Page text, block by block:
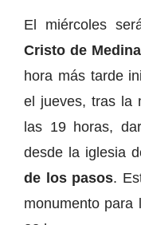
El miércoles
Cristo de
hora más tarde
el jueves, tras la
las 19 horas,
desde la iglesia
de los pasos.
monumento para